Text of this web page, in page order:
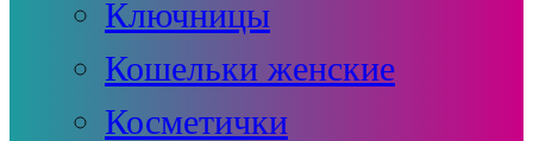
Ключницы
Кошельки женские
Косметички